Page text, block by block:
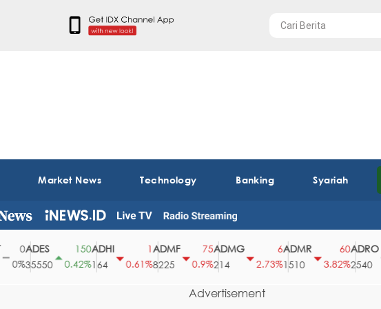
Market News Technology Banking Syariah
ADES
35550
0.42%
ADHI
164
0.61%
ADMF
8225
0.9%
ADMG
214
2.73%
ADMR
1510
3.82%
ADRO
2540
0%
Advertisement